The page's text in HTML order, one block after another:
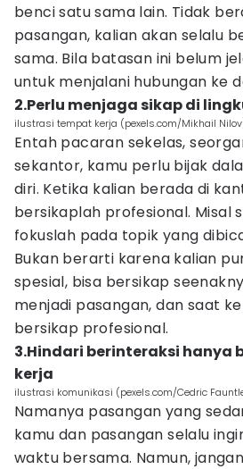
benci satu sama lain. Tidak
pasangan, kalian akan selalu
sama. Bila batasan ini belum
untuk menjalani hubungan ke
2.Perlu menjaga sikap di
ilustrasi tempat kerja (pexels.com/Mikhail
Entah pacaran sekelas,
sekantor, kamu perlu bijak
diri. Ketika kalian berada di
bersikaplah profesional. Misal
fokuslah pada topik yang
Bukan berarti karena kalian
spesial, bisa bersikap
menjadi pasangan, dan saat
bersikap profesional.
3.Hindari berinteraksi hanya
kerja
ilustrasi komunikasi (pexels.com/Cedric
Namanya pasangan yang
kamu dan pasangan selalu
waktu bersama. Namun,